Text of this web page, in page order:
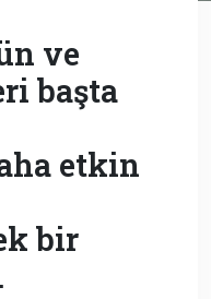
ve
başta
etkin
bir